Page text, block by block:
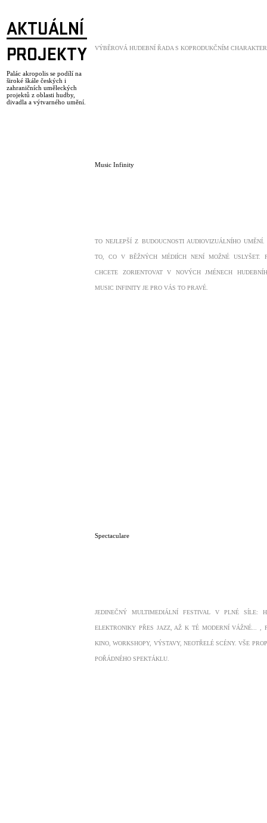
AKTUÁLNÍ
PROJEKTY
Palác akropolis se podílí na
široké škále českých i
zahraničních uměleckých
projektů z oblasti hudby,
divadla a výtvarného umění.
VÝBĚROVÁ HUDEBNÍ ŘADA S KOPRODUKČNÍM
Music Infinity
TO NEJLEPŠÍ Z BUDOUCNOSTI AUDIOVIZUÁLNÍHO
TO, CO V BĚŽNÝCH MÉDIÍCH NENÍ MOŽNÉ USLYŠET.
CHCETE ZORIENTOVAT V NOVÝCH JMÉNECH
MUSIC INFINITY JE PRO VÁS TO PRAVÉ.
Spectaculare
JEDINEČNÝ MULTIMEDIÁLNÍ FESTIVAL V PLNÉ SÍLE:
ELEKTRONIKY PŘES JAZZ, AŽ K TÉ MODERNÍ VÁŽNÉ... ,
KINO, WORKSHOPY, VÝSTAVY, NEOTŘELÉ SCÉNY. VŠE
POŘÁDNÉHO SPEKTÁKLU.